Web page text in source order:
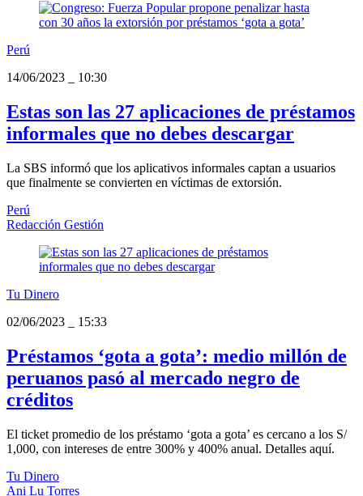
Perú
14/06/2023
10:30
Estas son las 27 aplicaciones de préstamos
informales que no debes descargar
La SBS informó que los aplicativos informales captan a usuarios
que finalmente se convierten en víctimas de extorsión.
Perú
Redacción Gestión
Tu Dinero
02/06/2023
15:33
Préstamos ‘gota a gota’: medio millón de
peruanos pasó al mercado negro de
créditos
El ticket promedio de los préstamo ‘gota a gota’ es cercano a los S/
1,000, con intereses de entre 300% y 400% anual. Detalles aquí.
Tu Dinero
Ani Lu Torres